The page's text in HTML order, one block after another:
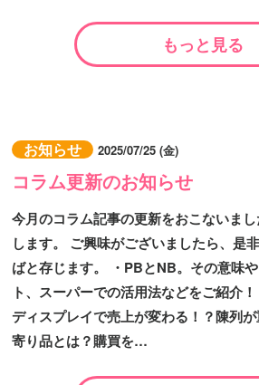
もっと見る
お知らせ 2025/07/25 (金)
コラム更新のお知らせ
今月のコラム記事の更新をおこないま
します。 ご興味がございましたら、是
ばと存じます。 ・PBとNB。その意味
ト、スーパーでの活用法などをご紹介
ディスプレイで売上が変わる！？陳列
寄り品とは？購買を…